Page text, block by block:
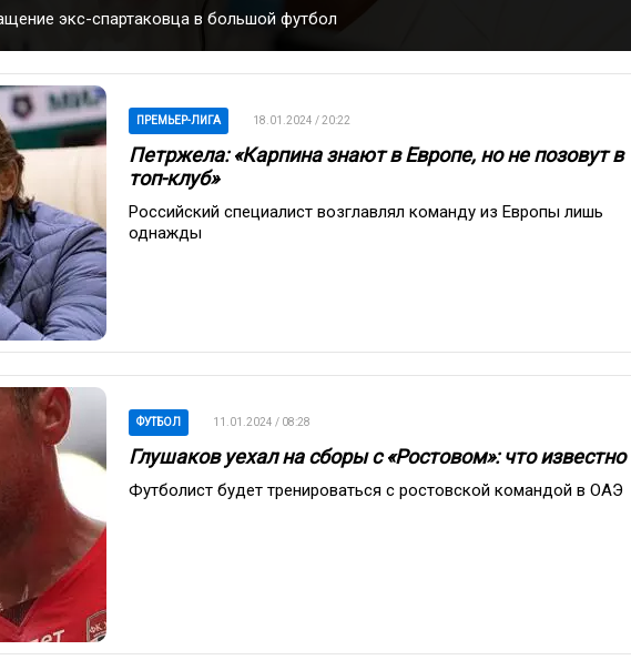
экс-спартаковца в большой футбол
ПРЕМЬЕР-ЛИГА 18.01.2024 / 20:22
Петржела: «Карпина знают в Европе, но не позовут в
топ-клуб»
Российский специалист возглавлял команду из Европы лишь
однажды
ФУТБОЛ 11.01.2024 / 08:28
Глушаков уехал на сборы с «Ростовом»: что известно
Футболист будет тренироваться с ростовской командой в ОАЭ